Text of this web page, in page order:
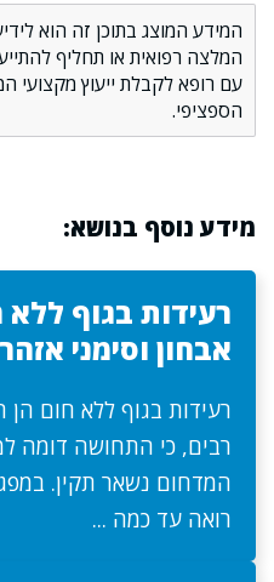
המידע המוצג בתוכן זה הוא
המלצה רפואית או תחליף
עם רופא לקבלת ייעוץ מקצועי
הספציפי.
מידע נוסף בנושא:
רעידות בגוף ללא
אבחון וסימני
רעידות בגוף ללא חום
רבים, כי התחושה דומה
המדחום נשאר תקין.
רואה עד כמה ...